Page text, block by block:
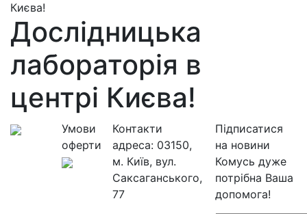
Києва!
Дослідницька
лабораторія в
центрі Києва!
Умови
оферти
Контакти
адреса: 03150,
м. Київ, вул.
Саксаганського,
77
Підписатися
на новини
Комусь дуже
потрібна Ваша
допомога!